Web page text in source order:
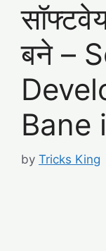
बने –
Bane
by Tricks King